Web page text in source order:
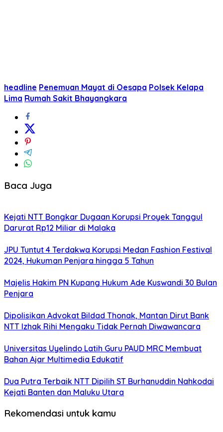
headline Penemuan Mayat di Oesapa Polsek Kelapa
Lima Rumah Sakit Bhayangkara
Baca Juga
Kejati NTT Bongkar Dugaan Korupsi Proyek Tanggul
Darurat Rp12 Miliar di Malaka
JPU Tuntut 4 Terdakwa Korupsi Medan Fashion Festival
2024, Hukuman Penjara hingga 5 Tahun
Majelis Hakim PN Kupang Hukum Ade Kuswandi 30 Bulan
Penjara
Dipolisikan Advokat Bildad Thonak, Mantan Dirut Bank
NTT Izhak Rihi Mengaku Tidak Pernah Diwawancara
Universitas Uyelindo Latih Guru PAUD MRC Membuat
Bahan Ajar Multimedia Edukatif
Dua Putra Terbaik NTT Dipilih ST Burhanuddin Nahkodai
Kejati Banten dan Maluku Utara
Rekomendasi untuk kamu